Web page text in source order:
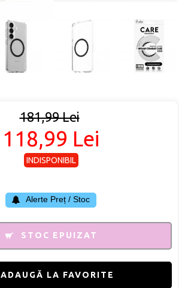
181,99 Lei
118,99 Lei
INDISPONIBIL
Alerte Preț / Stoc
STOC EPUIZAT
ADAUGĂ LA FAVORITE